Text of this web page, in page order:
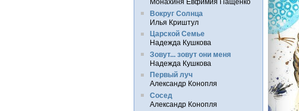
Вокруг Солнца
Илья Криштул
Царской Семье
Надежда Кушкова
Зовут... зовут они меня
Надежда Кушкова
Первый луч
Александр Конопля
Сосед
Александр Конопля